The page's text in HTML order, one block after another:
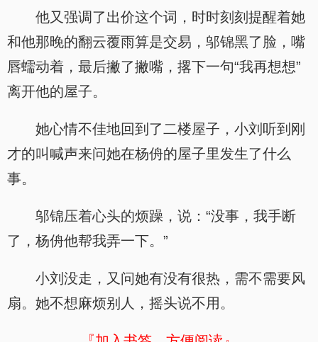
他又强调了出价这个词，时时刻刻提醒着她
和他那晚的翻云覆雨算是交易，邬锦黑了脸，嘴
唇蠕动着，最后撇了撇嘴，撂下一句“我再想想”
离开他的屋子。
她心情不佳地回到了二楼屋子，小刘听到刚
才的叫喊声来问她在杨侜的屋子里发生了什么
事。
邬锦压着心头的烦躁，说：“没事，我手断
了，杨侜他帮我弄一下。”
小刘没走，又问她有没有很热，需不需要风
扇。她不想麻烦别人，摇头说不用。